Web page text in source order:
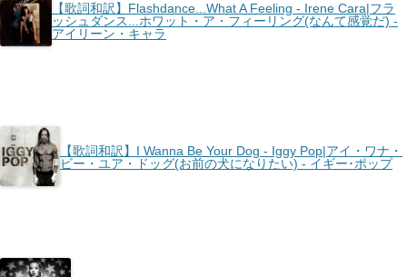
【歌詞和訳】Flashdance...What A Feeling - Irene Cara|フラ
ッシュダンス...ホワット・ア・フィーリング(なんて感覚だ) -
アイリーン・キャラ
【歌詞和訳】I Wanna Be Your Dog - Iggy Pop|アイ・ワナ・
ビー・ユア・ドッグ(お前の犬になりたい) - イギー･ポップ